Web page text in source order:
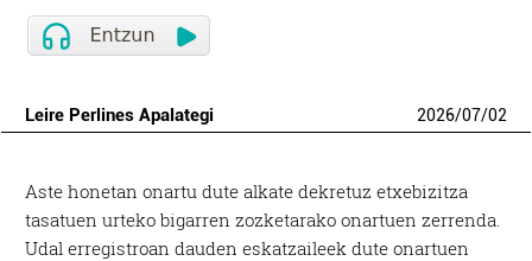
Leire Perlines Apalategi 2026/07/02
Aste honetan onartu dute alkate dekretuz etxebizitza
tasatuen urteko bigarren zozketarako onartuen zerrenda.
Udal erregistroan dauden eskatzaileek dute onartuen